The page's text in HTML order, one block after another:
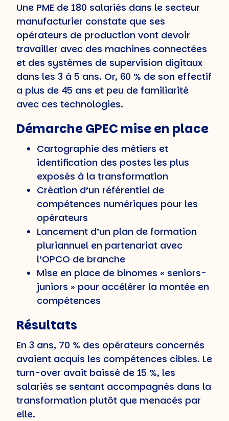
Une PME de 180 salariés dans le secteur
manufacturier constate que ses
opérateurs de production vont devoir
travailler avec des machines connectées
et des systèmes de supervision digitaux
dans les 3 à 5 ans. Or, 60 % de son effectif
a plus de 45 ans et peu de familiarité
avec ces technologies.
Démarche GPEC mise en place
Cartographie des métiers et
identification des postes les plus
exposés à la transformation
Création d’un référentiel de
compétences numériques pour les
opérateurs
Lancement d’un plan de formation
pluriannuel en partenariat avec
l’OPCO de branche
Mise en place de binomes « seniors-
juniors » pour accélérer la montée en
compétences
Résultats
En 3 ans, 70 % des opérateurs concernés
avaient acquis les compétences cibles. Le
turn-over avait baissé de 15 %, les
salariés se sentant accompagnés dans la
transformation plutôt que menacés par
elle.